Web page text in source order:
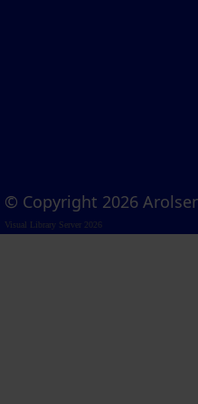
© Copyright 2026
Visual Library Server 2026